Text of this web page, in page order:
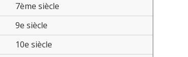
7ème siècle
9e siècle
10e siècle